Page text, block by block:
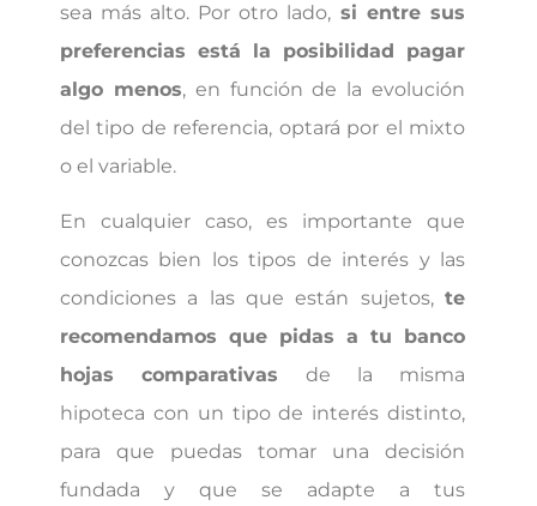
sea más alto. Por otro lado, si entre sus
preferencias está la posibilidad pagar
algo menos, en función de la evolución
del tipo de referencia, optará por el mixto
o el variable.
En cualquier caso, es importante que
conozcas bien los tipos de interés y las
condiciones a las que están sujetos,te
recomendamos que pidas a tu banco
hojas comparativas de la misma
hipoteca con un tipo de interés distinto,
para que puedas tomar una decisión
fundada y que se adapte a tus